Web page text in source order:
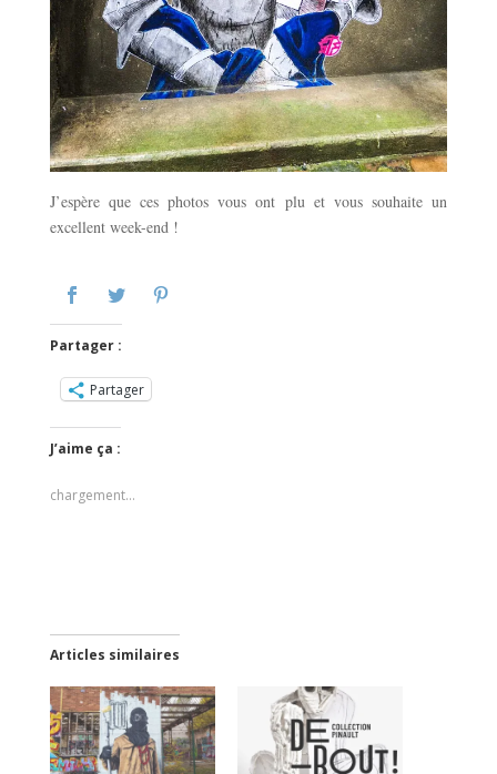
J’espère que ces photos vous ont plu et vous souhaite un
excellent week-end !
Partager :
Partager
J’aime ça :
chargement…
Articles similaires